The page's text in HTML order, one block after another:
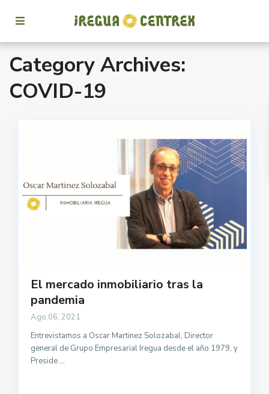
Category Archives:
COVID-19
El mercado inmobiliario tras la
pandemia
Ago 06, 2021
Entrevistamos a Oscar Martinez Solozabal, Director
general de Grupo Empresarial Iregua desde el año 1979, y
Preside...